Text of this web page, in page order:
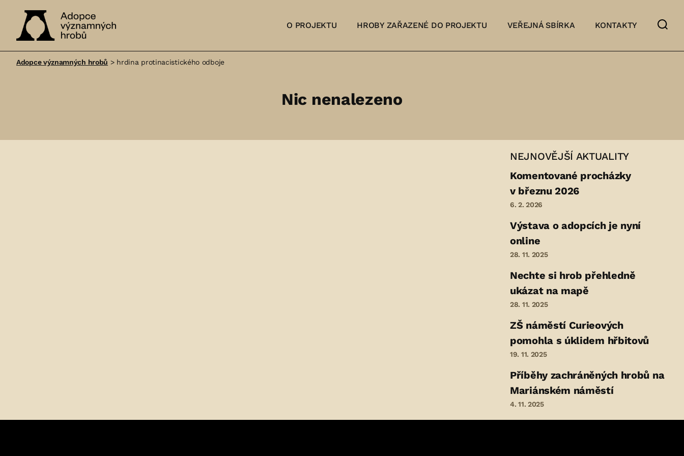
významných
O PROJEKTU HROBY ZAŘAZENÉ DO PROJEKTU VEŘEJNÁ SBÍRKA KONTAKTY
Adopce významných hrobů > hrdina protinacistického odboje
Nic nenalezeno
NEJNOVĚJŠÍ AKTUALITY
Komentované procházky
v březnu 2026
6. 2. 2026
Výstava o adopcích je nyní
online
28. 11. 2025
Nechte si hrob přehledně
ukázat na mapě
28. 11. 2025
ZŠ náměstí Curieových
pomohla s úklidem hřbitovů
19. 11. 2025
Příběhy zachráněných hrobů na
Mariánském náměstí
4. 11. 2025